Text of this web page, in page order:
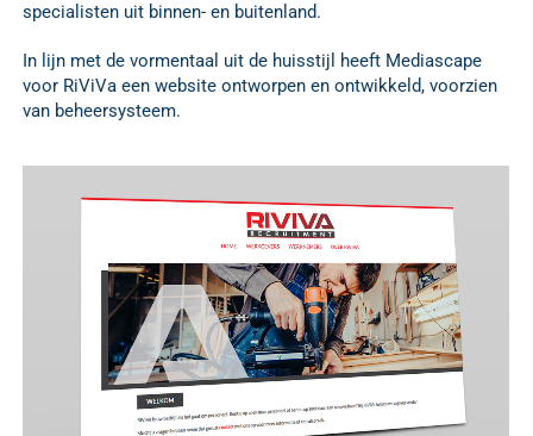
specialisten uit binnen- en buitenland.
In lijn met de vormentaal uit de huisstijl heeft Mediascape
voor RiViVa een website ontworpen en ontwikkeld, voorzien
van beheersysteem.